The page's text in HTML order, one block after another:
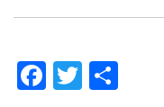
Facebook
Twitter